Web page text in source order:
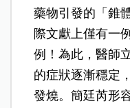
藥物引發的「錐
際文獻上僅有一
例！為此，醫師
的症狀逐漸穩定
發燒。簡廷芮形